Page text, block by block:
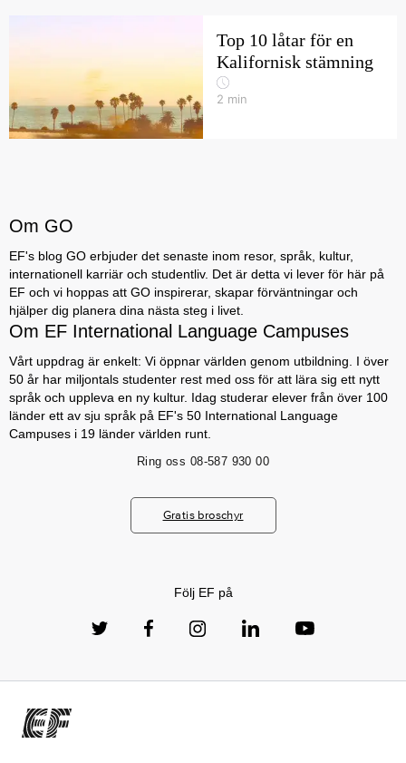
Top 10 låtar för en
Kalifornisk stämning
2 min
Om GO
EF's blog GO erbjuder det senaste inom resor, språk, kultur,
internationell karriär och studentliv. Det är detta vi lever för här på
EF och vi hoppas att GO inspirerar, skapar förväntningar och
hjälper dig planera dina nästa steg i livet.
Om EF International Language Campuses
Vårt uppdrag är enkelt: Vi öppnar världen genom utbildning. I över
50 år har miljontals studenter rest med oss för att lära sig ett nytt
språk och uppleva en ny kultur. Idag studerar elever från över 100
länder ett av sju språk på EF's 50 International Language
Campuses i 19 länder världen runt.
Ring oss 08-587 930 00
Gratis broschyr
Följ EF på